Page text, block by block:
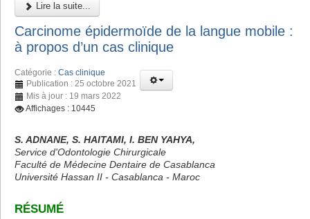
Lire la suite...
Carcinome épidermoïde de la langue mobile :
à propos d’un cas clinique
Catégorie : Cas clinique
Publication : 25 octobre 2021
Mis à jour : 19 mars 2022
Affichages : 10445
S. ADNANE, S. HAITAMI, I. BEN YAHYA,
Service d'Odontologie Chirurgicale
Faculté de Médecine Dentaire de Casablanca
Université Hassan II - Casablanca - Maroc
RÉSUMÉ